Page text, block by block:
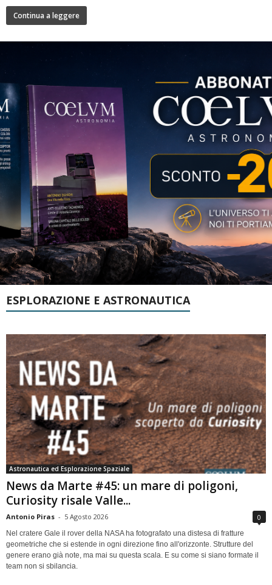
Continua a leggere
ESPLORAZIONE E ASTRONAUTICA
Astronautica ed Esplorazione Spaziale
News da Marte #45: un mare di poligoni,
Curiosity risale Valle...
Antonio Piras - 5 Agosto 2026 0
Nel cratere Gale il rover della NASA ha fotografato una distesa di fratture
geometriche che si estende in ogni direzione fino all'orizzonte. Strutture del
genere erano già note, ma mai su questa scala. E su come si siano formate il
team non si sbilancia.